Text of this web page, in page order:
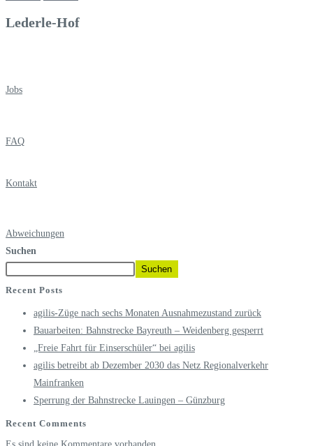
Lederle-Hof
Jobs
FAQ
Kontakt
Abweichungen
Suchen
Suchen
Recent Posts
agilis-Züge nach sechs Monaten Ausnahmezustand zurück
Bauarbeiten: Bahnstrecke Bayreuth – Weidenberg gesperrt
„Freie Fahrt für Einserschüler“ bei agilis
agilis betreibt ab Dezember 2030 das Netz Regionalverkehr
Mainfranken
Sperrung der Bahnstrecke Lauingen – Günzburg
Recent Comments